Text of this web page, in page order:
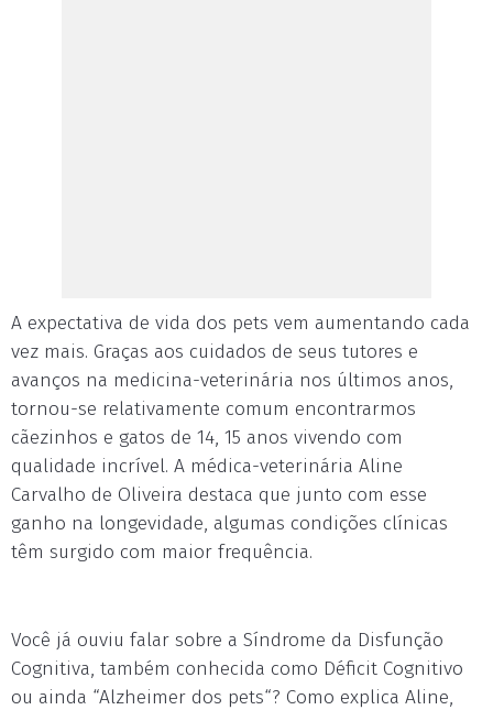
A expectativa de vida dos pets vem aumentando cada
vez mais. Graças aos cuidados de seus tutores e
avanços na medicina-veterinária nos últimos anos,
tornou-se relativamente comum encontrarmos
cãezinhos e gatos de 14, 15 anos vivendo com
qualidade incrível. A médica-veterinária Aline
Carvalho de Oliveira destaca que junto com esse
ganho na longevidade, algumas condições clínicas
têm surgido com maior frequência.
Você já ouviu falar sobre a Síndrome da Disfunção
Cognitiva, também conhecida como Déficit Cognitivo
ou ainda “Alzheimer dos pets“? Como explica Aline,